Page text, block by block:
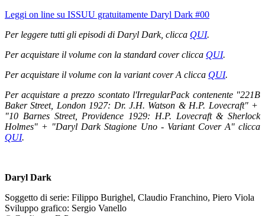
Leggi on line su ISSUU gratuitamente Daryl Dark #00
Per leggere tutti gli episodi di Daryl Dark, clicca QUI.
Per acquistare il volume con la standard cover clicca QUI.
Per acquistare il volume con la variant cover A clicca QUI.
Per acquistare a prezzo scontato l'IrregularPack contenente "221B
Baker Street, London 1927: Dr. J.H. Watson & H.P. Lovecraft" +
"10 Barnes Street, Providence 1929: H.P. Lovecraft & Sherlock
Holmes" + "Daryl Dark Stagione Uno - Variant Cover A" clicca
QUI.
Daryl Dark
Soggetto di serie: Filippo Burighel, Claudio Franchino, Piero Viola
Sviluppo grafico: Sergio Vanello